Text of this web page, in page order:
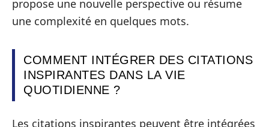
propose une nouvelle perspective ou résume
une complexité en quelques mots.
COMMENT INTÉGRER DES CITATIONS
INSPIRANTES DANS LA VIE
QUOTIDIENNE ?
Les citations inspirantes peuvent être intégrées